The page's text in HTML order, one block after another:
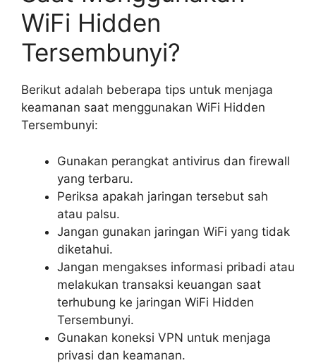
WiFi Hidden
Tersembunyi?
Berikut adalah beberapa tips untuk menjaga
keamanan saat menggunakan WiFi Hidden
Tersembunyi:
Gunakan perangkat antivirus dan firewall
yang terbaru.
Periksa apakah jaringan tersebut sah
atau palsu.
Jangan gunakan jaringan WiFi yang tidak
diketahui.
Jangan mengakses informasi pribadi atau
melakukan transaksi keuangan saat
terhubung ke jaringan WiFi Hidden
Tersembunyi.
Gunakan koneksi VPN untuk menjaga
privasi dan keamanan.